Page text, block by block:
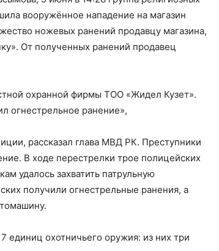
вооружённое нападение на магазин
ножевых ранений продавцу магазина,
От полученных ранений продавец
охранной фирмы ТОО «Жидел Кузет».
огнестрельное ранение»,
рассказал глава МВД РК. Преступники
В ходе перестрелки трое полицейских
удалось захватить патрульную
получили огнестрельные ранения, а
единиц охотничьего оружия: из них три